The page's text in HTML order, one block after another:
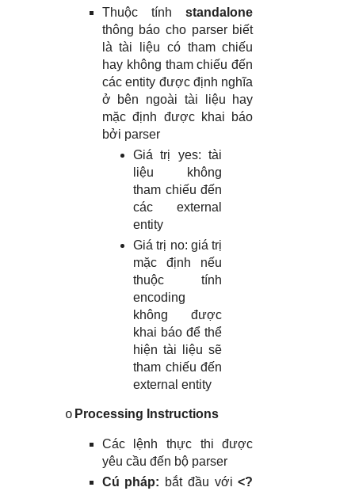
Thuộc tínhstandalone
thông báo cho parser biết
là tài liệu có tham chiếu
hay không tham chiếu đến
các entity được định nghĩa
ở bên ngoài tài liệu hay
mặc định được khai báo
bởi parser
Giá trị yes: tài
liệu không
tham chiếu đến
các external
entity
Giá trị no: giá trị
mặc định nếu
thuộc tính
encoding
không được
khai báo để thể
hiện tài liệu sẽ
tham chiếu đến
external entity
o Processing Instructions
Các lệnh thực thi được
yêu cầu đến bộ parser
Cú pháp: bắt đầu với<?